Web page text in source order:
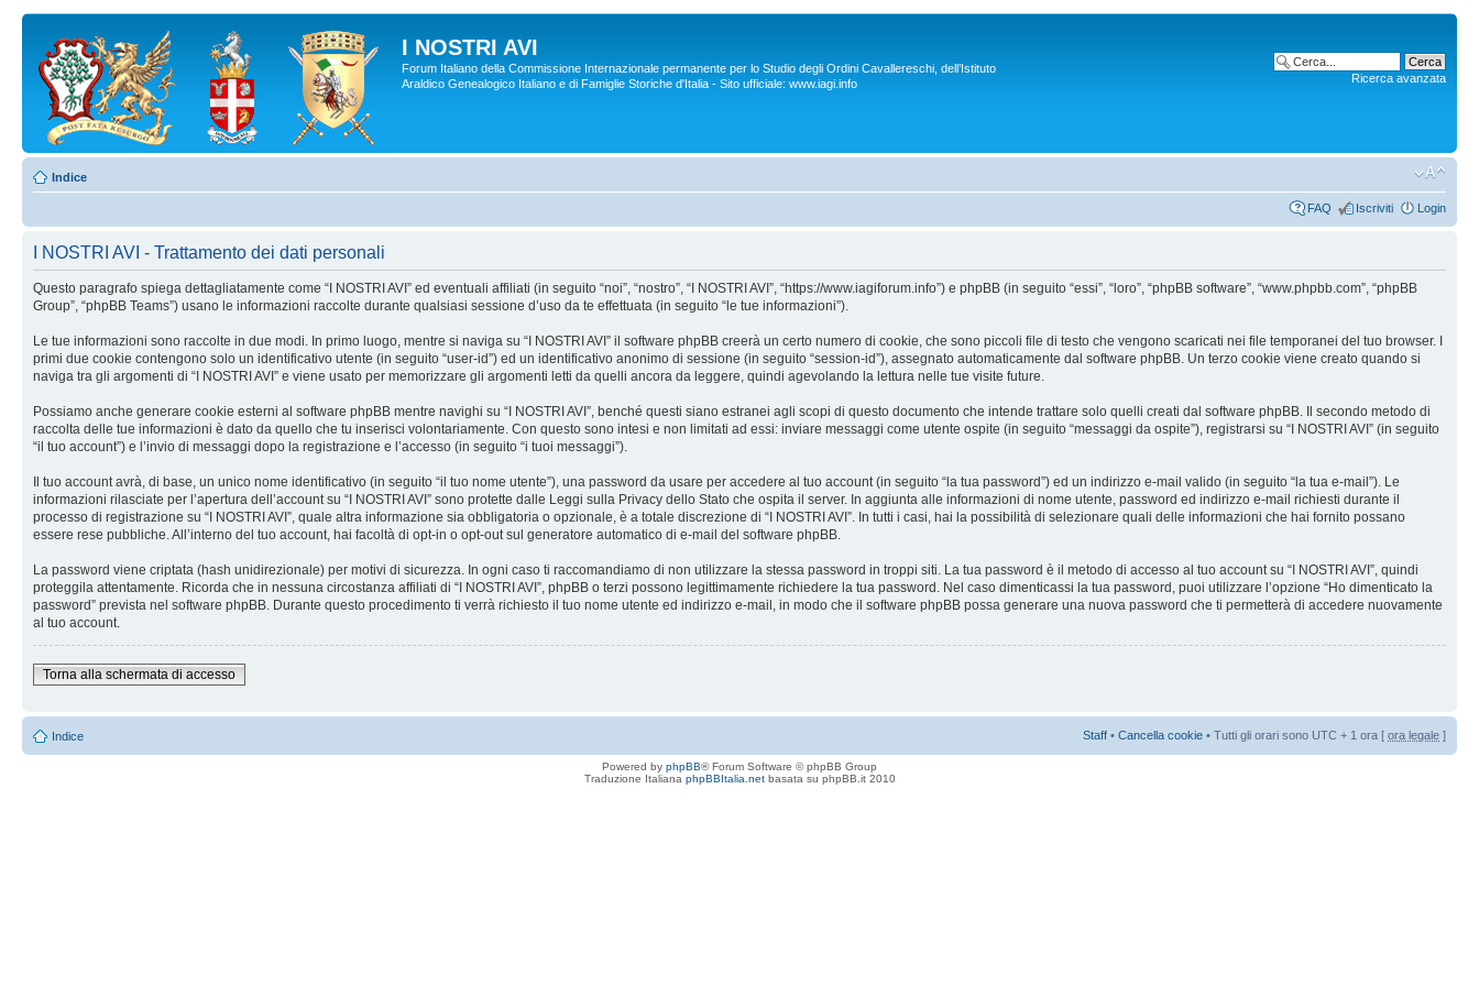
I NOSTRI AVI
Forum Italiano della Commissione Internazionale permanente per lo Studio degli Ordini Cavallereschi, dell’Istituto
Araldico Genealogico Italiano e di Famiglie Storiche d'Italia - Sito ufficiale: www.iagi.info
Ricerca avanzata
Indice
FAQ Iscriviti Login
I NOSTRI AVI - Trattamento dei dati personali
Questo paragrafo spiega dettagliatamente come “I NOSTRI AVI” ed eventuali affiliati (in seguito “noi”, “nostro”, “I NOSTRI AVI”, “https://www.iagiforum.info”) e phpBB (in seguito “essi”, “loro”, “phpBB software”, “www.phpbb.com”, “phpBB
Group”, “phpBB Teams”) usano le informazioni raccolte durante qualsiasi sessione d’uso da te effettuata (in seguito “le tue informazioni”).
Le tue informazioni sono raccolte in due modi. In primo luogo, mentre si naviga su “I NOSTRI AVI” il software phpBB creerà un certo numero di cookie, che sono piccoli file di testo che vengono scaricati nei file temporanei del tuo browser. I
primi due cookie contengono solo un identificativo utente (in seguito “user-id”) ed un identificativo anonimo di sessione (in seguito “session-id”), assegnato automaticamente dal software phpBB. Un terzo cookie viene creato quando si
naviga tra gli argomenti di “I NOSTRI AVI” e viene usato per memorizzare gli argomenti letti da quelli ancora da leggere, quindi agevolando la lettura nelle tue visite future.
Possiamo anche generare cookie esterni al software phpBB mentre navighi su “I NOSTRI AVI”, benché questi siano estranei agli scopi di questo documento che intende trattare solo quelli creati dal software phpBB. Il secondo metodo di
raccolta delle tue informazioni è dato da quello che tu inserisci volontariamente. Con questo sono intesi e non limitati ad essi: inviare messaggi come utente ospite (in seguito “messaggi da ospite”), registrarsi su “I NOSTRI AVI” (in seguito
“il tuo account”) e l’invio di messaggi dopo la registrazione e l’accesso (in seguito “i tuoi messaggi”).
Il tuo account avrà, di base, un unico nome identificativo (in seguito “il tuo nome utente”), una password da usare per accedere al tuo account (in seguito “la tua password”) ed un indirizzo e-mail valido (in seguito “la tua e-mail”). Le
informazioni rilasciate per l’apertura dell’account su “I NOSTRI AVI” sono protette dalle Leggi sulla Privacy dello Stato che ospita il server. In aggiunta alle informazioni di nome utente, password ed indirizzo e-mail richiesti durante il
processo di registrazione su “I NOSTRI AVI”, quale altra informazione sia obbligatoria o opzionale, è a totale discrezione di “I NOSTRI AVI”. In tutti i casi, hai la possibilità di selezionare quali delle informazioni che hai fornito possano
essere rese pubbliche. All’interno del tuo account, hai facoltà di opt-in o opt-out sul generatore automatico di e-mail del software phpBB.
La password viene criptata (hash unidirezionale) per motivi di sicurezza. In ogni caso ti raccomandiamo di non utilizzare la stessa password in troppi siti. La tua password è il metodo di accesso al tuo account su “I NOSTRI AVI”, quindi
proteggila attentamente. Ricorda che in nessuna circostanza affiliati di “I NOSTRI AVI”, phpBB o terzi possono legittimamente richiedere la tua password. Nel caso dimenticassi la tua password, puoi utilizzare l’opzione “Ho dimenticato la
password” prevista nel software phpBB. Durante questo procedimento ti verrà richiesto il tuo nome utente ed indirizzo e-mail, in modo che il software phpBB possa generare una nuova password che ti permetterà di accedere nuovamente
al tuo account.
Torna alla schermata di accesso
Indice Staff • Cancella cookie • Tutti gli orari sono UTC + 1 ora [ ora legale ]
Powered by phpBB® Forum Software © phpBB Group
Traduzione Italiana phpBBItalia.netbasata su phpBB.it 2010